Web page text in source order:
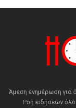
Άμεση ενημέρωση για
Ροή ειδήσεων